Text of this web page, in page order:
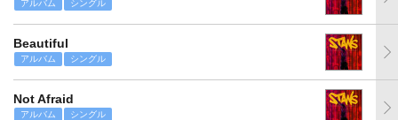
アルバム シングル
Beautiful
アルバム シングル
Not Afraid
アルバム シングル